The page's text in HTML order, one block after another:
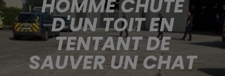
HOMME CHUTE
D'UN TOIT EN
TENTANT DE
SAUVER UN CHAT